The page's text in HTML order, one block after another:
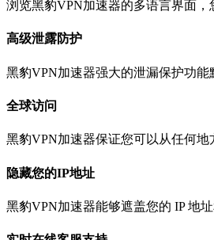
浏览黑豹VPN加速器的多语言界面，
高级泄露防护
黑豹VPN加速器强大的泄漏保护功能
全球访问
黑豹VPN加速器保证您可以从任何地
隐藏您的IP地址
黑豹VPN加速器能够遮盖您的 IP 地